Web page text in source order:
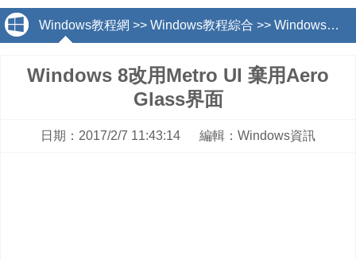
Windows教程網 >> Windows教程綜合 >> Windows資訊
Windows 8改用Metro UI 棄用Aero
Glass界面
日期：2017/2/7 11:43:14 編輯：Windows資訊